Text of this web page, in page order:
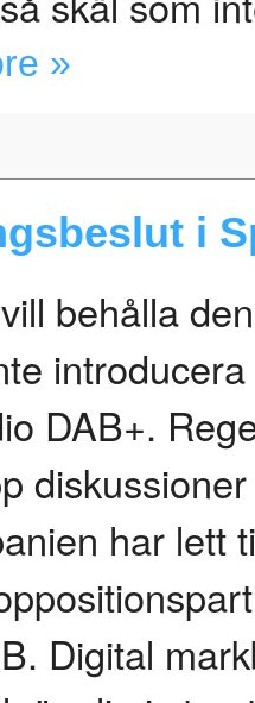
»
i
behålla
DAB+.
har lett
Digital